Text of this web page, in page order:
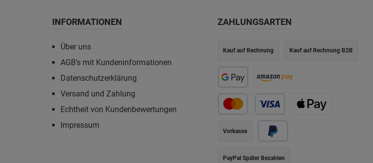
INFORMATIONEN
Über uns
AGB's mit Kundeninformationen
Datenschutzerklärung
Versand und Zahlung
Echtheit von Kundenbewertungen
Impressum
ZAHLUNGSARTEN
Vorkasse
PayPal Später Bezahlen
Kauf auf Rechnung Kauf auf Rechnung B2B